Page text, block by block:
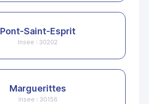
Pont-Saint-Esprit
Insee : 30202
Marguerittes
Insee : 30156